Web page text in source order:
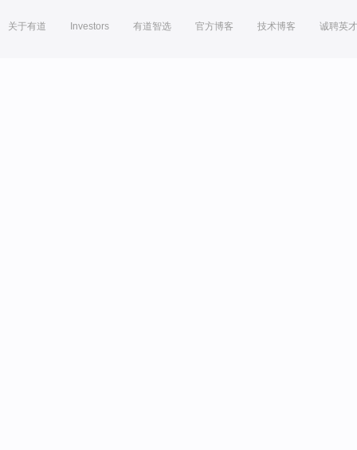
关于有道 Investors 有道智选 官方博客 技术博客 诚聘英才